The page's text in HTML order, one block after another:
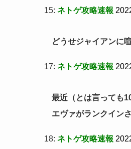
15: ネトゲ攻略速報
どうせジャイアンに
17: ネトゲ攻略速報
最近（とは言っても
エヴァがランクイン
18: ネトゲ攻略速報